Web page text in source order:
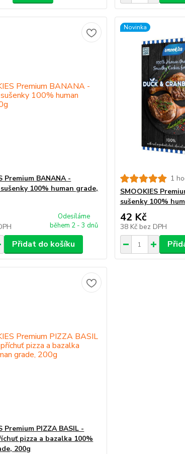
Premium BANANA -
100% human grade,
Odesíláme
během 2 - 3 dnů
Přidat do košíku
Novinka
1
SMOOKIES
sušenky 100%
42 Kč
38 Kč bez DPH
Premium PIZZA BASIL -
pizza a bazalka 100%
200g